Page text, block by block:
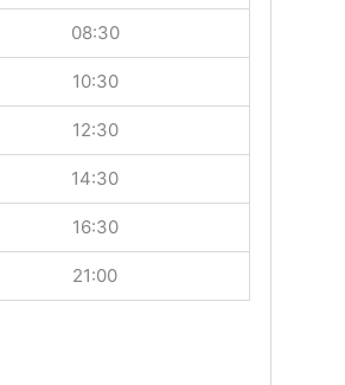
08:30
10:30
12:30
14:30
16:30
21:00